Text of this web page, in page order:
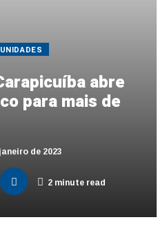
abre
para mais de
de 2023
2 minute read